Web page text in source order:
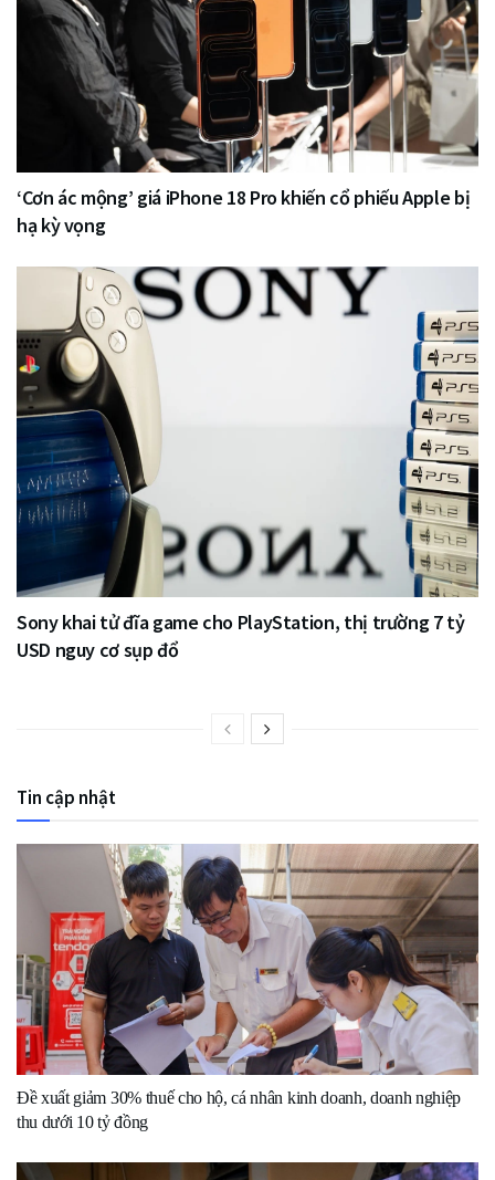
‘Cơn ác mộng’ giá iPhone 18 Pro khiến cổ phiếu Apple bị
hạ kỳ vọng
Sony khai tử đĩa game cho PlayStation, thị trường 7 tỷ
USD nguy cơ sụp đổ
Tin cập nhật
Đề xuất giảm 30% thuế cho hộ, cá nhân kinh doanh, doanh nghiệp
thu dưới 10 tỷ đồng